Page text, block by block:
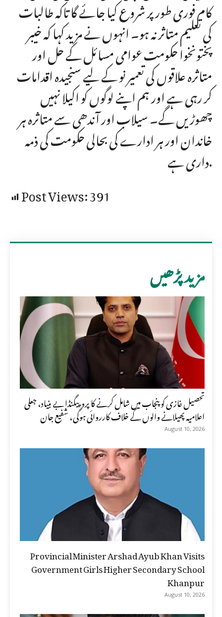
کام فوری طور پر شروع کیا جائے گا تاکہ طالبات
کی تعلیم متاثر نہ ہو۔ انہوں نے مزید کہا کہ خیبر
پختونخوا حکومت عوامی مسائل کے حل اور
متاثرہ علاقوں کی تعمیر نو کے لیے سنجیدہ اقدامات
کر رہی ہے اور ہم اپنے لوگوں کو اکیلا نہیں
چھوڑیں گے۔ سیلاب اور آندھی سے متاثرہ ہر
خاندان اور ہر ادارے کی بحالی حکومت کی ذمہ
داری ہے.
Post Views:391
مزید پڑھیں
تحصیل غازی کو پنجاب میں شامل کرنے کا پروپیگنڈا بے بنیاد، جعلی
اعلامیہ پھیلانے والوں کے خلاف کارروائی ہوگی، شفیع جان
August 10, 2026
Provincial Minister Arshad Ayub Khan Visits
Government Girls Higher Secondary School
Khanpur
August 10, 2026